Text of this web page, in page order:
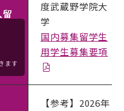
留
度武蔵野学院大
学
国内募集留学生
用学生募集要項
【参考】2026年
ます